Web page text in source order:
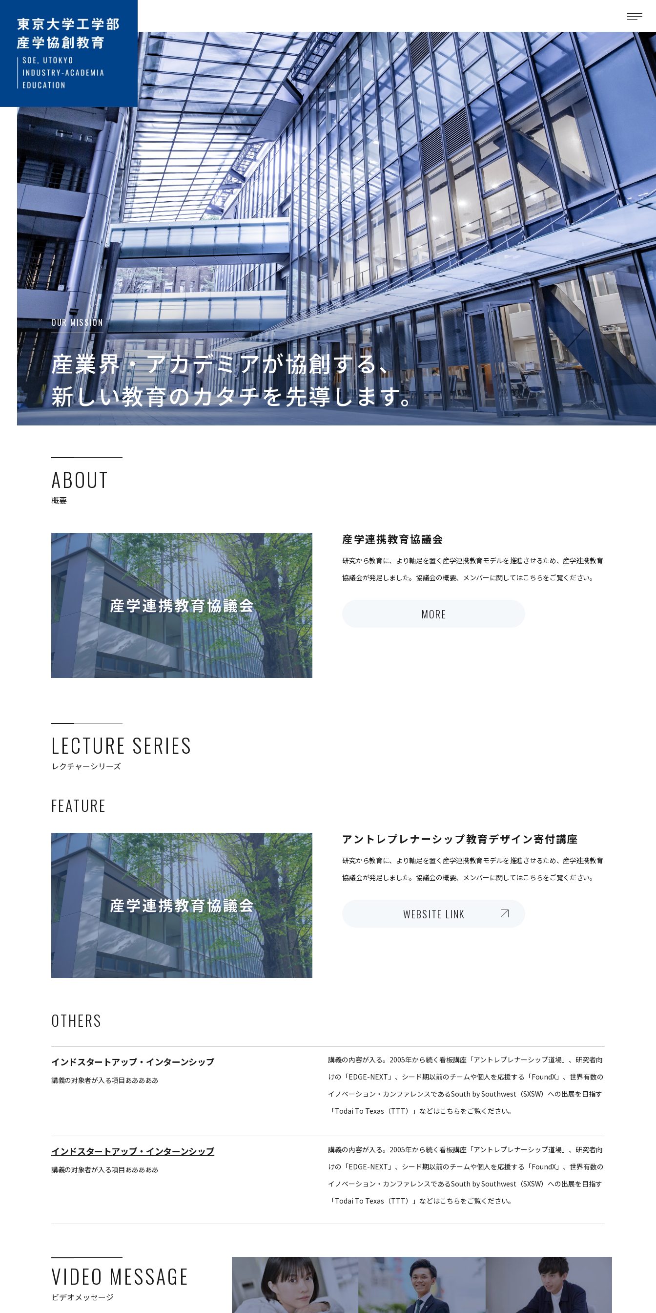
OUR MISSION
産業界・アカデミアが協創する、
新しい教育のカタチを先導します。
ABOUT
概要
産学連携教育協議会
研究から教育に、より軸足を置く産学連携教育モデルを推進させるため、産学連携教育
協議会が発足しました。協議会の概要、メンバーに関してはこちらをご覧ください。
MORE
LECTURE SERIES
レクチャーシリーズ
FEATURE
アントレプレナーシップ教育デザイン寄付講座
研究から教育に、より軸足を置く産学連携教育モデルを推進させるため、産学連携教育
協議会が発足しました。協議会の概要、メンバーに関してはこちらをご覧ください。
WEBSITE LINK
OTHERS
インドスタートアップ・インターンシップ
講義の対象者が入る項目あああああ
講義の内容が入る。2005年から続く看板講座「アントレプレナーシップ道場」、研究者向
けの「EDGE-NEXT」、シード期以前のチームや個人を応援する「FoundX」、世界有数の
イノベーション・カンファレンスであるSouth by Southwest（SXSW）への出展を目指す
「Todai To Texas（TTT）」などはこちらをご覧ください。
インドスタートアップ・インターンシップ
講義の対象者が入る項目あああああ
講義の内容が入る。2005年から続く看板講座「アントレプレナーシップ道場」、研究者向
けの「EDGE-NEXT」、シード期以前のチームや個人を応援する「FoundX」、世界有数の
イノベーション・カンファレンスであるSouth by Southwest（SXSW）への出展を目指す
「Todai To Texas（TTT）」などはこちらをご覧ください。
VIDEO MESSAGE
ビデオメッセージ